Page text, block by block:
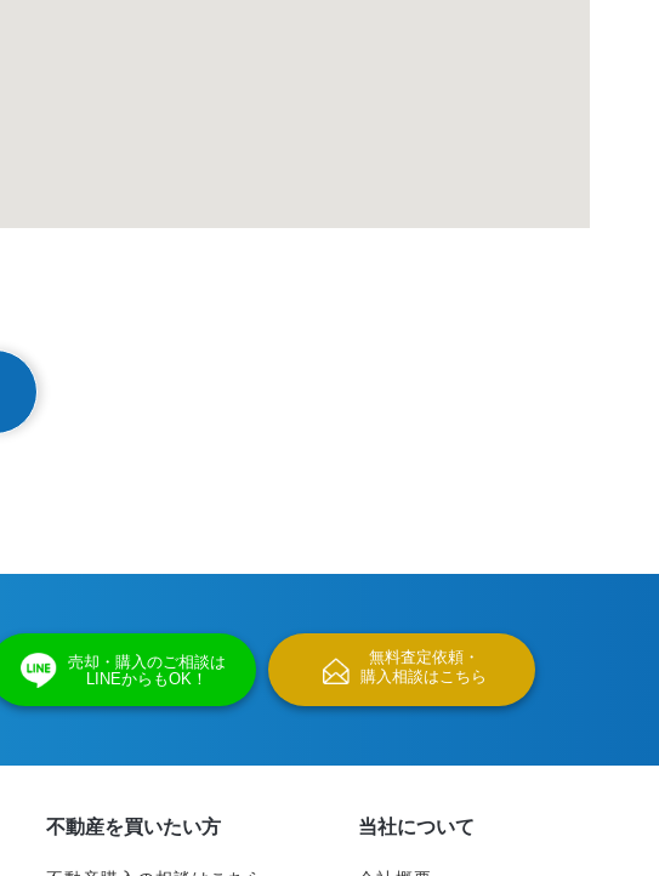
売却・購入のご相談は
LINEからもOK！
無料査定依頼・
購入相談はこちら
不動産を買いたい方 当社について